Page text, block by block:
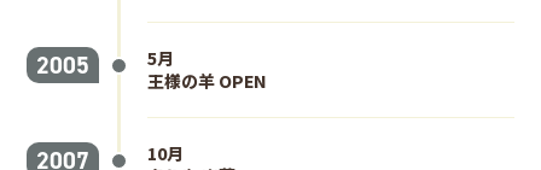
2005
5月
王様の羊 OPEN
2007
10月